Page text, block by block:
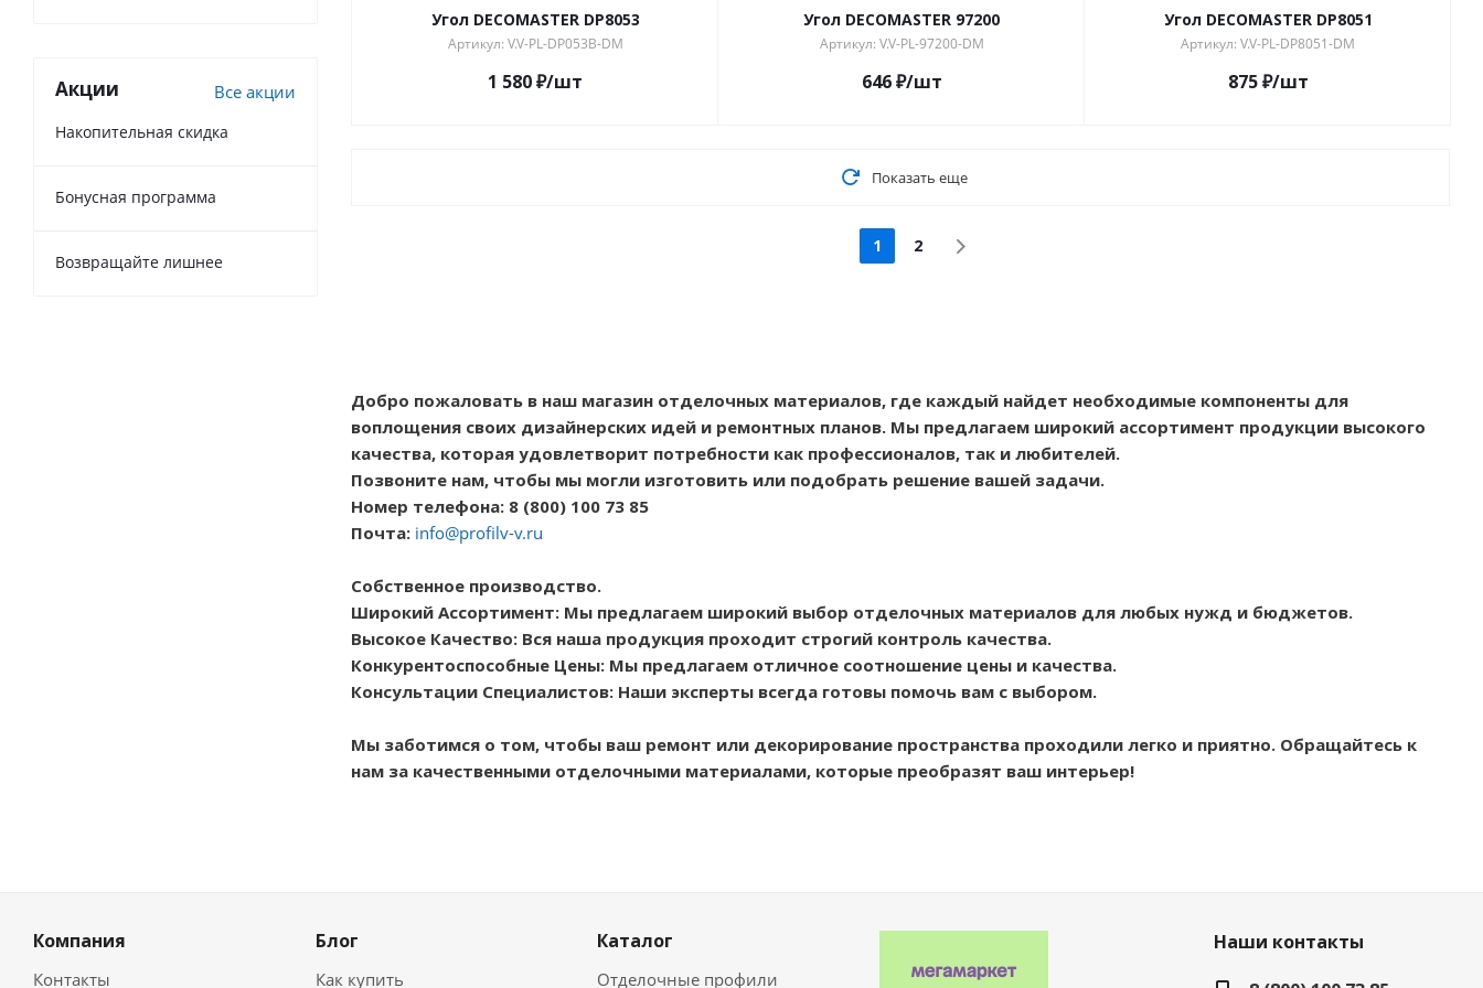
Угол DECOMASTER DP8053
Артикул: V.V-PL-DP053B-DM
1 580₽/шт
Угол DECOMASTER 97200
Артикул: V.V-PL-97200-DM
646₽/шт
Угол DECOMASTER DP8051
Артикул: V.V-PL-DP8051-DM
875₽/шт
Показать еще
1 2
Добро пожаловать в наш магазин отделочных материалов, где каждый найдет необходимые компоненты для
воплощения своих дизайнерских идей и ремонтных планов. Мы предлагаем широкий ассортимент продукции высокого
качества, которая удовлетворит потребности как профессионалов, так и любителей.
Позвоните нам, чтобы мы могли изготовить или подобрать решение вашей задачи.
Номер телефона: 8 (800) 100 73 85
Почта: info@profilv-v.ru
Собственное производство.
Широкий Ассортимент: Мы предлагаем широкий выбор отделочных материалов для любых нужд и бюджетов.
Высокое Качество: Вся наша продукция проходит строгий контроль качества.
Конкурентоспособные Цены: Мы предлагаем отличное соотношение цены и качества.
Консультации Специалистов: Наши эксперты всегда готовы помочь вам с выбором.
Мы заботимся о том, чтобы ваш ремонт или декорирование пространства проходили легко и приятно. Обращайтесь к
нам за качественными отделочными материалами, которые преобразят ваш интерьер!
Акции Все акции
Накопительная скидка
Бонусная программа
Возвращайте лишнее
Компания
Контакты
Блог
Как купить
Каталог
Отделочные профили
Наши контакты